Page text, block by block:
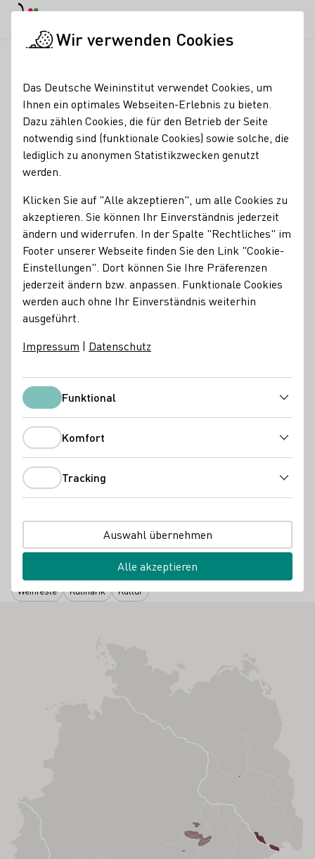
Blaue Stunde- PopUp
Weinbar
Auf Picknickdecken und Lounge-Möbeln, mit relaxten
Klängen im Ohr und einem Glas Riesling in der Hand feiern
wir die schönste Zeit des Tages - den Feierabend!
Als Highlight im Rahmen des Weinfestival Koblenz bietet
die Blaue Stunde die erlesenen Festivalweine in Begleitung
von regionalen Leckereien. Tauche ein in eine einzigartige
Atmosphäre voller Genuss und Geselligkeit direkt vor der
Koblenz.
Die musikalische Untermalung des kulinarischen
Feierabends liegt in der Hand eines DJs: Entspannte Beats
aus verschiedenen Genres sorgen für Sommerstimmung
auf den Picknickdecken und Lounge- Möbeln.
Der Getränkeausschank erfolgt über das Koblenz-
Weinglas, welches für den Pfandbetrag von 5,00 € auf allen
Veranstaltungen des Koblenzer Weinfestivals erhältlich ist.
behalten oder gegen den Pfandbetrag auf allen
Veranstaltungen eintauschen.
Weinfeste Kulinarik Kultur
Wir verwenden Cookies
Das Deutsche Weininstitut verwendet Cookies, um
Ihnen ein optimales Webseiten-Erlebnis zu bieten.
Dazu zählen Cookies, die für den Betrieb der Seite
notwendig sind (funktionale Cookies) sowie solche, die
lediglich zu anonymen Statistikzwecken genutzt
werden.
Klicken Sie auf "Alle akzeptieren", um alle Cookies zu
akzeptieren. Sie können Ihr Einverständnis jederzeit
ändern und widerrufen. In der Spalte "Rechtliches" im
Footer unserer Webseite finden Sie den Link "Cookie-
Einstellungen". Dort können Sie Ihre Präferenzen
jederzeit ändern bzw. anpassen. Funktionale Cookies
werden auch ohne Ihr Einverständnis weiterhin
ausgeführt.
Impressum | Datenschutz
FunktionalFunktional
Komfort
Tracking
Auswahl übernehmen
Alle akzeptieren